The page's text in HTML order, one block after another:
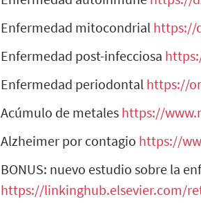
Enfermedad mitocondrial https://
Enfermedad post-infecciosa
Enfermedad periodontal https://
Acúmulo de metales https://
Alzheimer por contagio https://
BONUS: nuevo estudio sobre la
https://linkinghub.elsevier.com/